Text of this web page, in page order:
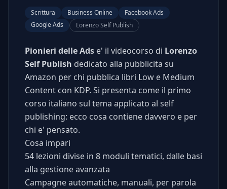
Scrittura Business Online
Facebook Ads
Google Ads
Lorenzo Self Publish
Pionieri delle Ads e' il videocorso di Lorenzo
Self Publish dedicato alla pubblicita su
Amazon per chi pubblica libri Low e Medium
Content con KDP. Si presenta come il primo
corso italiano sul tema applicato al self
publishing: ecco cosa contiene davvero e per
chi e' pensato.
Cosa impari
54 lezioni divise in 8 moduli tematici, dalle basi
alla gestione avanzata
Campagne automatiche, manuali, per parola